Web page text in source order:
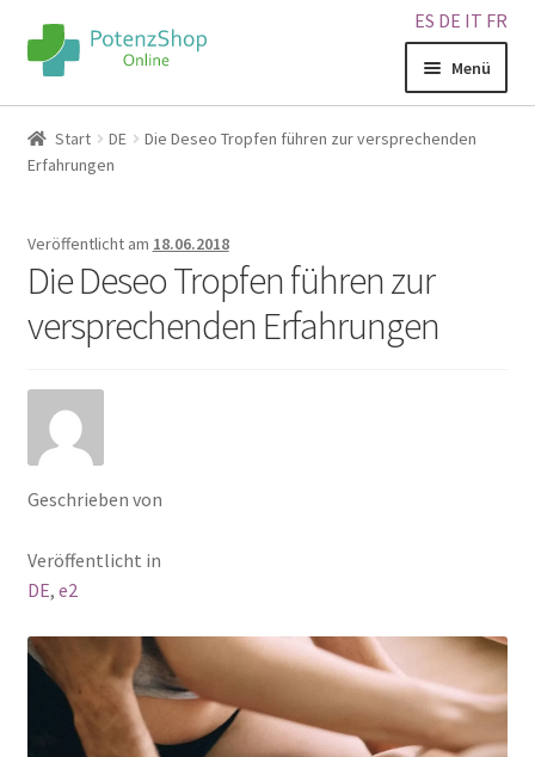
ES DE IT FR
Menü
Home
Über uns
Blog
Warenkorb
Kontakt
Start DE
Die Deseo Tropfen führen zur versprechenden
Erfahrungen
Veröffentlicht am 18.06.2018
Die Deseo Tropfen führen zur
versprechenden Erfahrungen
Geschrieben von
Veröffentlicht in
DE, e2